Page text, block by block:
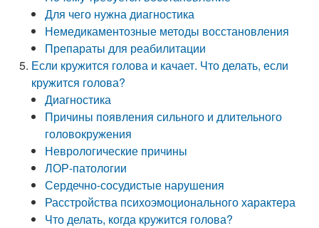
Для чего нужна диагностика
Немедикаментозные методы восстановления
Препараты для реабилитации
Если кружится голова и качает. Что делать, если
кружится голова?
Диагностика
Причины появления сильного и длительного
головокружения
Неврологические причины
ЛОР-патологии
Сердечно-сосудистые нарушения
Расстройства психоэмоционального характера
Что делать, когда кружится голова?